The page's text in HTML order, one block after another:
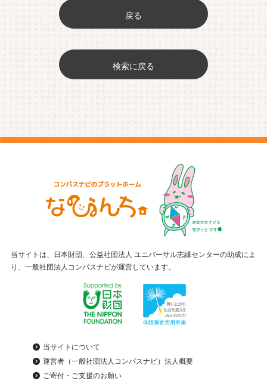
戻る
検索に戻る
当サイトは、日本財団、公益社団法人 ユニバーサル志縁センターの助成によ
り、一般社団法人コンパスナビが運営しています。
当サイトについて
運営者（一般社団法人コンパスナビ）法人概要
ご寄付・ご支援のお願い